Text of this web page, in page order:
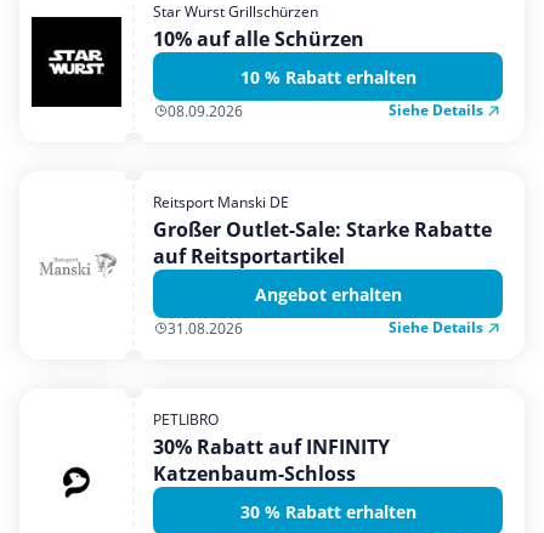
Mobilfunk & Internet
Mode & Accessoires
Shopping
Urlaub & Reise
Star Wurst Grillschürzen
10% auf alle Schürzen
10 % Rabatt erhalten
08.09.2026 Siehe Details
Reitsport Manski DE
Großer Outlet-Sale: Starke Rabatte
auf Reitsportartikel
Angebot erhalten
31.08.2026 Siehe Details
PETLIBRO
30% Rabatt auf INFINITY
Katzenbaum-Schloss
30 % Rabatt erhalten